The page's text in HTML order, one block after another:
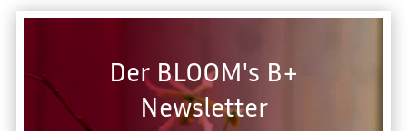
Der BLOOM's B+
Newsletter